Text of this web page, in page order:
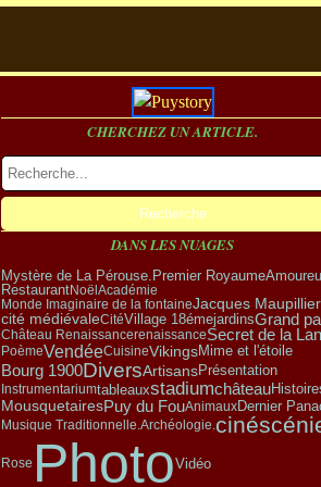
CHERCHEZ UN ARTICLE.
DANS LES NUAGES
Mystère de La Pérouse. Premier Royaume
RestaurantNoëlAcadémie
Monde Imaginaire de la fontaineJacques
cité médiévaleCitéVillage 18émejardinsGrand
Château RenaissancerenaissanceSecret de la
PoèmeVendéeCuisineVikingsMime et l'étoile
Bourg 1900DiversArtisansPrésentation
Instrumentariumtableauxstadiumchâteau
MousquetairesPuy du FouAnimauxDernier
Musique Traditionnelle.Archéologie.
Rose PhotoVidéo